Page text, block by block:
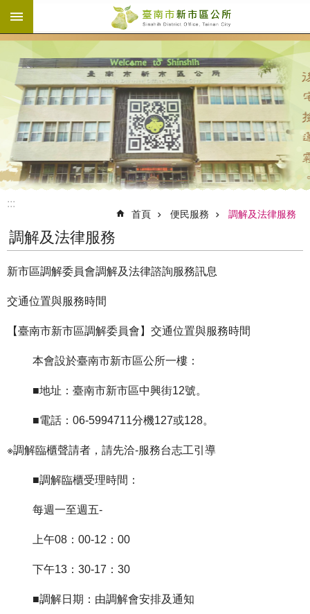
跳到主要內容區塊
:::
首頁 便民服務 調解及法律服務
調解及法律服務
新市區調解委員會調解及法律諮詢服務訊息
交通位置與服務時間
【臺南市新市區調解委員會】交通位置與服務時間
本會設於臺南市新市區公所一樓：
■地址：臺南市新市區中興街12號。
■電話：06-5994711分機127或128。
※調解臨櫃聲請者，請先洽-服務台志工引導
■調解臨櫃受理時間：
每週一至週五-
上午08：00-12：00
下午13：30-17：30
■調解日期：由調解會安排及通知